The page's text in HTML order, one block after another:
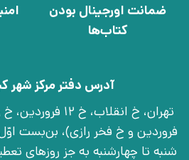
ضمانت اورجینال بودن
کتاب‌ها
آدرس دفتر مرکز شهر